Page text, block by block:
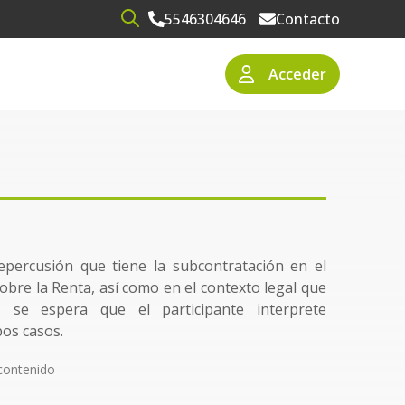
Open search5546304646 Contacto
Acceder
que tiene la subcontratación en el
la Renta, así como en el contexto legal que
se espera que el participante interprete
casos.